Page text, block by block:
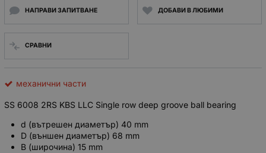
НАПРАВИ ЗАПИТВАНЕ ДОБАВИ В ЛЮБИМИ
СРАВНИ
механични части
SS 6008 2RS KBS LLC Single row deep groove ball bearing
d (вътрешен диаметър) 40 mm
D (външен диаметър) 68 mm
B (широчина) 15 mm